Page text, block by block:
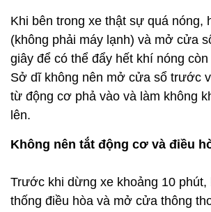
Khi bên trong xe thật sự quá nóng,
(không phải máy lạnh) và mở cửa
giây để có thể đẩy hết khí nóng
Sở dĩ không nên mở cửa sổ trước
từ động cơ phả vào và làm không
lên.
Không nên tắt động cơ và điều
Trước khi dừng xe khoảng 10 phút,
thống điều hòa và mở cửa thông